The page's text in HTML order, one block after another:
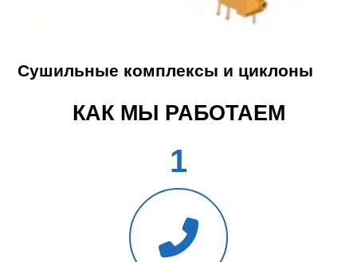
Сушильные комплексы и циклоны
КАК МЫ РАБОТАЕМ
1